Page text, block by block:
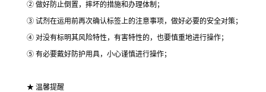
② 做好防止倒置，摔坏的措施和办理体制；
③ 试剂在运用前再次确认标签上的注意事项，做好必要的安全对策；
④ 对没有标明其风险特性，有害特性的，也要慎重地进行操作；
⑤ 有必要戴好防护用具，小心谨慎进行操作；
★ 温馨提醒